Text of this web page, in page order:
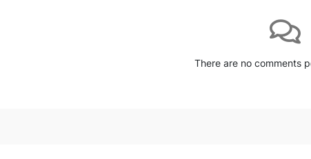
There are no comments